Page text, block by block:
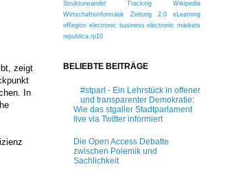
zeigt
In
Strukturwandel
Tracking
Wikipedia
Wirtschaftsinformatik
Zeitung 2.0
eLearning
eRegion electronic business electronic markets
republica rp10
BELIEBTE BEITRÄGE
#stparl - Ein Lehrstück in offener
und transparenter Demokratie:
Wie das stgaller Stadtparlament
live via Twitter informiert
Die Open Access Debatte
zwischen Polemik und
Sachlichkeit